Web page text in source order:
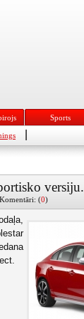
Sports
versiju.
(0)